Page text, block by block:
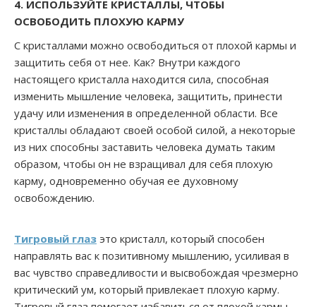
4. ИСПОЛЬЗУЙТЕ КРИСТАЛЛЫ, ЧТОБЫ
ОСВОБОДИТЬ ПЛОХУЮ КАРМУ
С кристаллами можно освободиться от плохой кармы и
защитить себя от нее. Как? Внутри каждого
настоящего кристалла находится сила, способная
изменить мышление человека, защитить, принести
удачу или изменения в определенной области. Все
кристаллы обладают своей особой силой, а некоторые
из них способны заставить человека думать таким
образом, чтобы он не взращивал для себя плохую
карму, одновременно обучая ее духовному
освобождению.
Тигровый глаз это кристалл, который способен
направлять вас к позитивному мышлению, усиливая в
вас чувство справедливости и высвобождая чрезмерно
критический ум, который привлекает плохую карму.